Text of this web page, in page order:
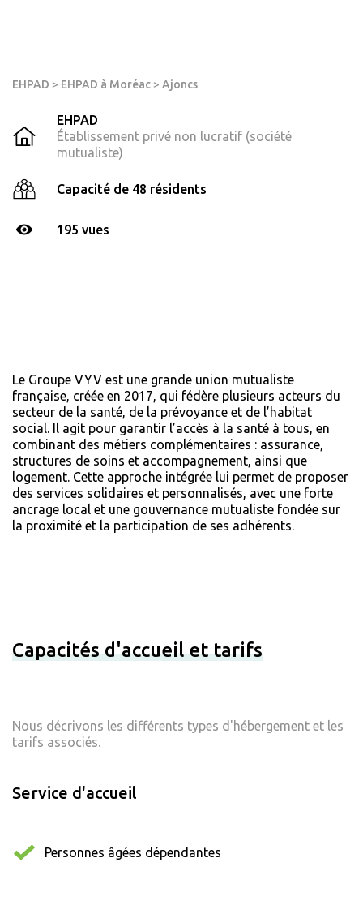
EHPAD > EHPAD à Moréac > Ajoncs
EHPAD
Établissement privé non lucratif (société
mutualiste)
Capacité de 48 résidents
195 vues
Le Groupe VYV est une grande union mutualiste
française, créée en 2017, qui fédère plusieurs acteurs du
secteur de la santé, de la prévoyance et de l’habitat
social. Il agit pour garantir l’accès à la santé à tous, en
combinant des métiers complémentaires : assurance,
structures de soins et accompagnement, ainsi que
logement. Cette approche intégrée lui permet de proposer
des services solidaires et personnalisés, avec une forte
ancrage local et une gouvernance mutualiste fondée sur
la proximité et la participation de ses adhérents.
Capacités d'accueil et tarifs
Nous décrivons les différents types d'hébergement et les
tarifs associés.
Service d'accueil
Personnes âgées dépendantes